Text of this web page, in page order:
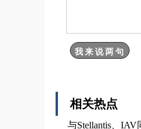
相关热点
与Stellantis、